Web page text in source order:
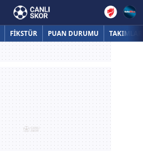
FİKSTÜR PUAN DURUMU TAKIMLAR